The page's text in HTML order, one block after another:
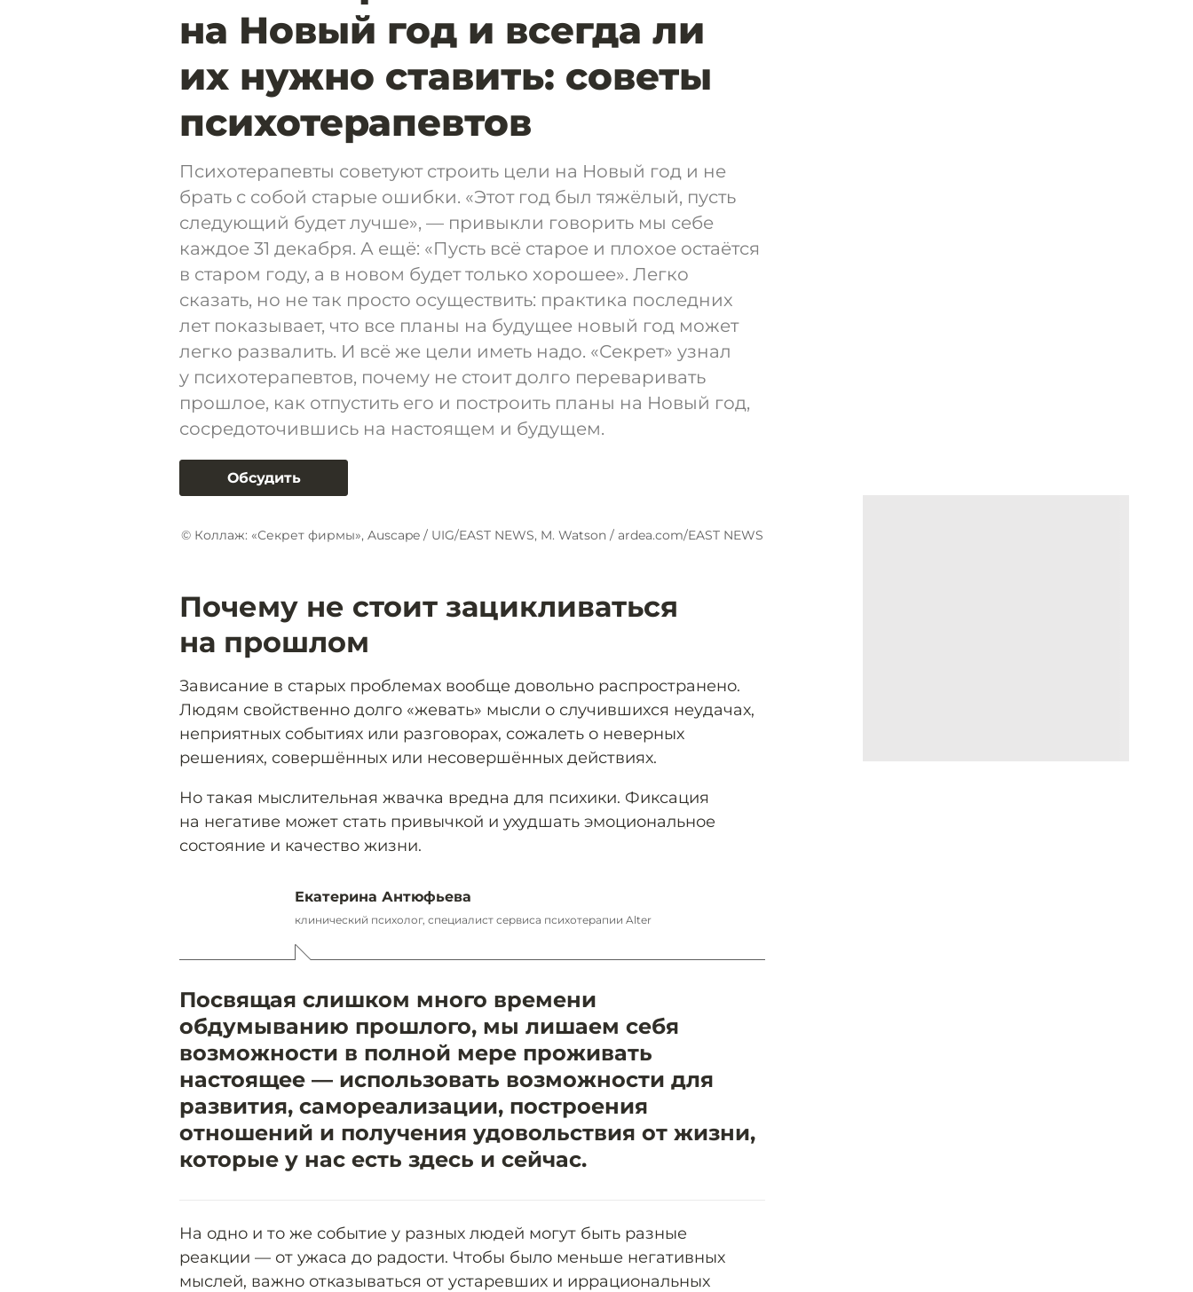
на Новый год и всегда ли
их нужно ставить: советы
психотерапевтов
Психотерапевты советуют строить цели на Новый год и не
брать с собой старые ошибки. «Этот год был тяжёлый, пусть
следующий будет лучше», — привыкли говорить мы себе
каждое 31 декабря. А ещё: «Пусть всё старое и плохое остаётся
в старом году, а в новом будет только хорошее». Легко
сказать, но не так просто осуществить: практика последних
лет показывает, что все планы на будущее новый год может
легко развалить. И всё же цели иметь надо. «Секрет» узнал
у психотерапевтов, почему не стоит долго переваривать
прошлое, как отпустить его и построить планы на Новый год,
сосредоточившись на настоящем и будущем.
Обсудить
© Коллаж: «Секрет фирмы», Auscape / UIG/EAST NEWS, M. Watson / ardea.com/EAST NEWS
Почему не стоит зацикливаться
на прошлом
Зависание в старых проблемах вообще довольно распространено.
Людям свойственно долго «жевать» мысли о случившихся неудачах,
неприятных событиях или разговорах, сожалеть о неверных
решениях, совершённых или несовершённых действиях.
Но такая мыслительная жвачка вредна для психики. Фиксация
на негативе может стать привычкой и ухудшать эмоциональное
состояние и качество жизни.
Екатерина Антюфьева
клинический психолог, специалист сервиса психотерапии Alter
Посвящая слишком много времени
обдумыванию прошлого, мы лишаем себя
возможности в полной мере проживать
настоящее — использовать возможности для
развития, самореализации, построения
отношений и получения удовольствия от жизни,
которые у нас есть здесь и сейчас.
На одно и то же событие у разных людей могут быть разные
реакции — от ужаса до радости. Чтобы было меньше негативных
мыслей, важно отказываться от устаревших и иррациональных